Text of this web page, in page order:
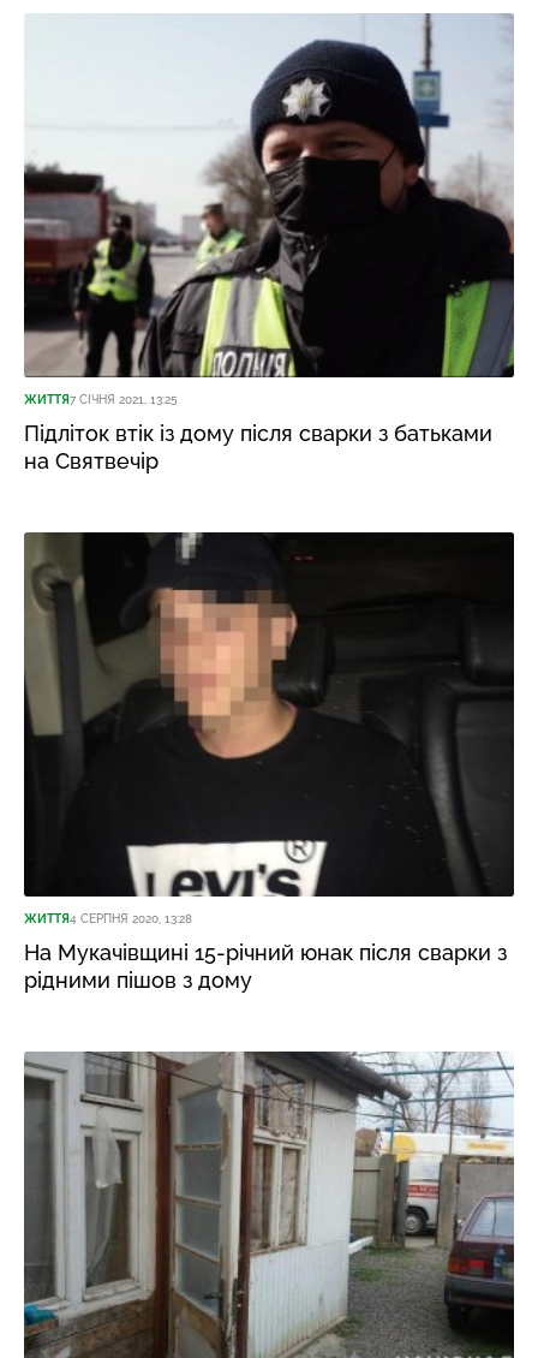
ЖИТТЯ7 СІЧНЯ 2021, 13:25
Підліток втік із дому після сварки з батьками
на Святвечір
ЖИТТЯ4 СЕРПНЯ 2020, 13:28
На Мукачівщині 15-річний юнак після сварки з
рідними пішов з дому